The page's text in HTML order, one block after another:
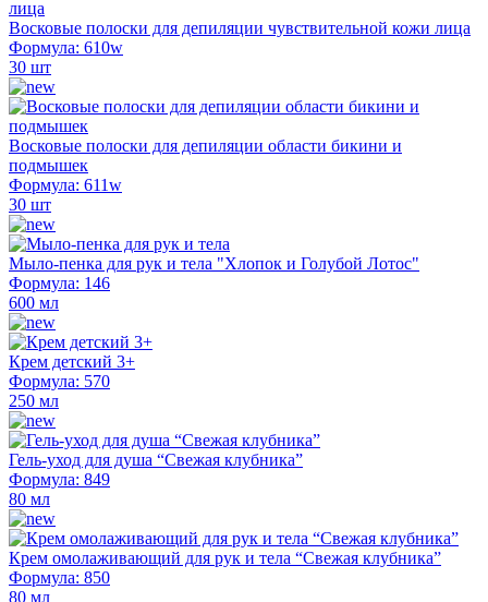
Восковые полоски для депиляции чувствительной кожи лица
Формула: 610w
30 шт
Восковые полоски для депиляции области бикини и
подмышек
Формула: 611w
30 шт
Мыло-пенка для рук и тела "Хлопок и Голубой Лотос"
Формула: 146
600 мл
Крем детский 3+
Формула: 570
250 мл
Гель-уход для душа “Свежая клубника”
Формула: 849
80 мл
Крем омолаживающий для рук и тела “Свежая клубника”
Формула: 850
80 мл